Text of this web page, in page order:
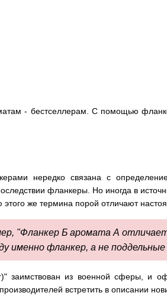
- бестселлерам. С помощью
нередко связана с
фланкеры. Но иногда в
же термина порой отличают
"Фланкер Б аромата А
именно фланкер, а не
из военной сферы, и
встретить в описании